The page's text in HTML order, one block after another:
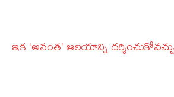
ఇక ‘అనంత’ ఆలయాన్ని దర్శించుకోవచ్చు